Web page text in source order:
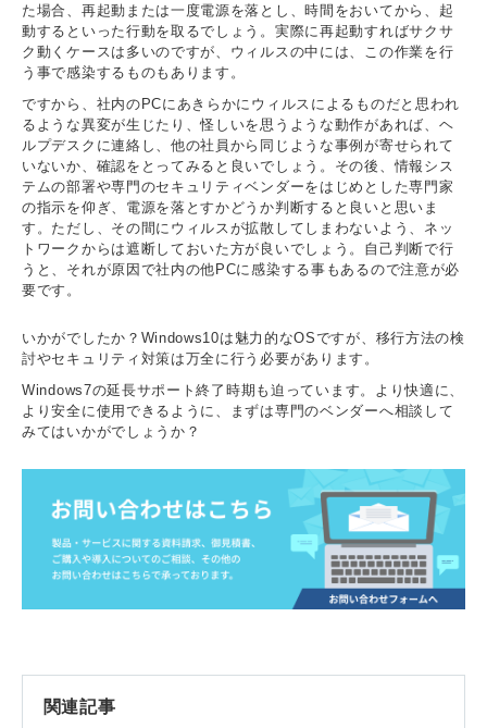
た場合、再起動または一度電源を落とし、時間をおいてから、起
動するといった行動を取るでしょう。実際に再起動すればサクサ
ク動くケースは多いのですが、ウィルスの中には、この作業を行
う事で感染するものもあります。
ですから、社内のPCにあきらかにウィルスによるものだと思われ
るような異変が生じたり、怪しいを思うような動作があれば、ヘ
ルプデスクに連絡し、他の社員から同じような事例が寄せられて
いないか、確認をとってみると良いでしょう。その後、情報シス
テムの部署や専門のセキュリティベンダーをはじめとした専門家
の指示を仰ぎ、電源を落とすかどうか判断すると良いと思いま
す。ただし、その間にウィルスが拡散してしまわないよう、ネッ
トワークからは遮断しておいた方が良いでしょう。自己判断で行
うと、それが原因で社内の他PCに感染する事もあるので注意が必
要です。
いかがでしたか？Windows10は魅力的なOSですが、移行方法の検
討やセキュリティ対策は万全に行う必要があります。
Windows7の延長サポート終了時期も迫っています。より快適に、
より安全に使用できるように、まずは専門のベンダーへ相談して
みてはいかがでしょうか？
関連記事